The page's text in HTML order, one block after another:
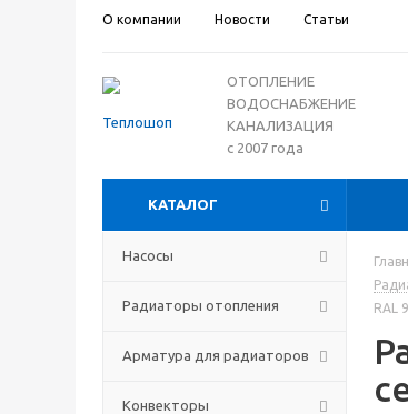
О компании Новости Статьи
ОТОПЛЕНИЕ
ВОДОСНАБЖЕНИЕ
КАНАЛИЗАЦИЯ
с 2007 года
КАТАЛОГ
Насосы
Радиаторы отопления
Арматура для радиаторов
Конвекторы
RAL